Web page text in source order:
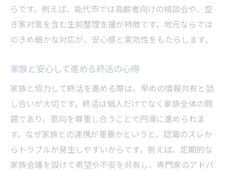
生前整理サポートの利用方法と体験談
終活サポートによる遺言手続きの流れ
安心して進める生前整理のポイント解説
地域包括支援センターでできる終活相談
終活サポートと地域資源の活用方法
高齢者の終活支援に役立つ窓口活用法
終活支援センターのサービス内容を解説
地域の力を活かした終活支援事例紹介
らです。例えば、能代市では高齢者向けの相談会や、空
き家対策を含む生前整理支援が特徴です。地元ならでは
のきめ細かな対応が、安心感と実効性をもたらします。
家族と安心して進める終活の心得
家族と協力して終活を進める際は、早めの情報共有と話
し合いが大切です。終活は個人だけでなく家族全体の問
題であり、意向を尊重し合うことで円滑に進められま
す。なぜ家族との連携が重要かというと、認識のズレか
らトラブルが発生しやすいからです。例えば、定期的な
家族会議を設けて希望や不安を共有し、専門家のアドバ